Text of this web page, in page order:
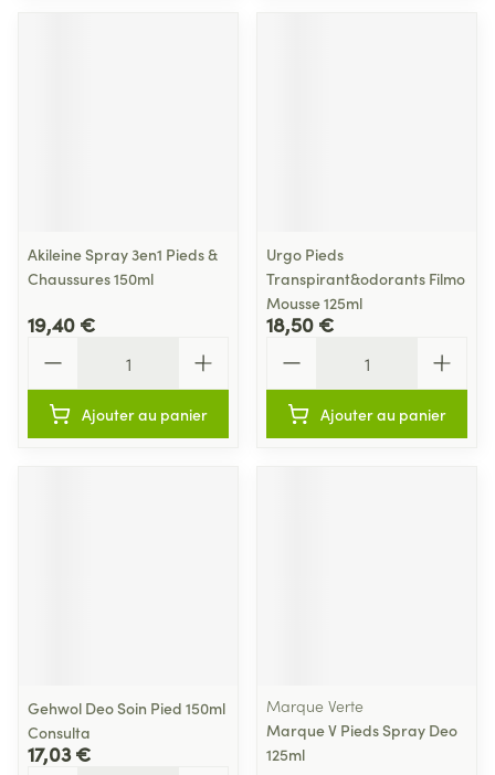
Akileine Spray 3en1 Pieds &
Chaussures 150ml
19,40 €
Ajouter au panier
Urgo Pieds
Transpirant&odorants Filmo
Mousse 125ml
18,50 €
Ajouter au panier
Gehwol Deo Soin Pied 150ml
Consulta
17,03 €
Marque Verte
Marque V Pieds Spray Deo
125ml